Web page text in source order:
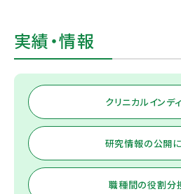
実績・情報
クリニカルインデ
研究情報の公開
職種間の役割分